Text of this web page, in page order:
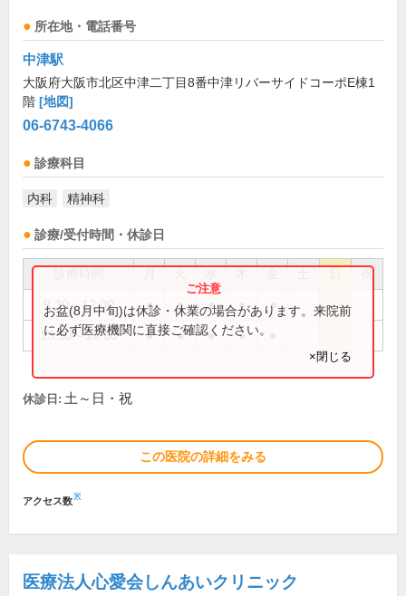
所在地・電話番号
中津駅
大阪府大阪市北区中津二丁目8番中津リバーサイドコーポE棟1
階 [地図]
06-6743-4066
診療科目
内科 精神科
診療/受付時間・休診日
祝
9:30～12:00 ● ● ● ● ●
13:30～16:00 ● ● ● ●
お盆(8月中旬)は休診・休業の場合があります。来院前
に必ず医療機関に直接ご確認ください。
×閉じる
休診日: 土～日・祝
この医院の詳細をみる
アクセス数※
医療法人心愛会しんあいクリニック